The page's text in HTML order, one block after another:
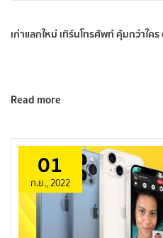
เก่าแลกใหม่ เทิร์นโทรศัพท์ คุ้มกว่าใค
Read more
01
ก.ย., 2022